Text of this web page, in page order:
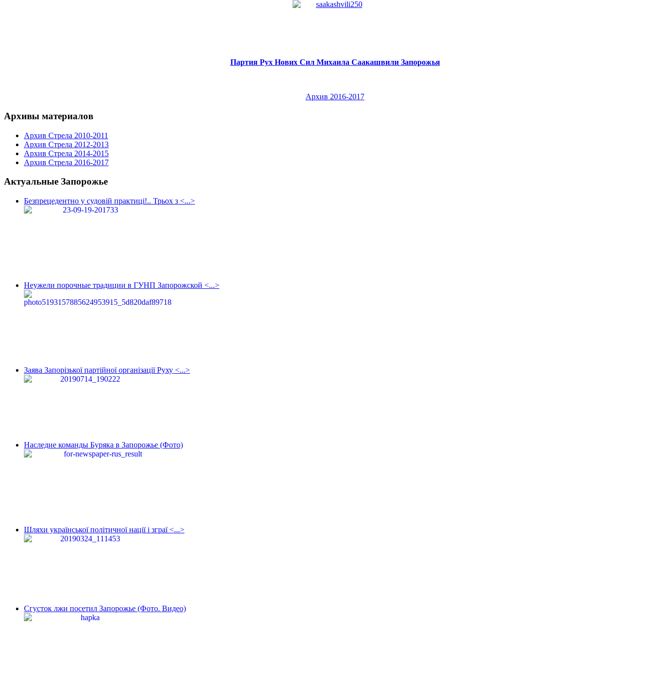
Партия Рух Нових Сил Михаила Саакашвили Запорожья
Архив 2016-2017
Архивы материалов
Архив Стрела 2010-2011
Архив Стрела 2012-2013
Архив Стрела 2014-2015
Архив Стрела 2016-2017
Актуальные Запорожье
Безпрецедентно у судовій практиці!.. Трьох з <...>
Неужели порочные традиции в ГУНП Запорожской <...>
Заява Запорізької партійної організації Руху <...>
Наследие команды Буряка в Запорожье (Фото)
Шляхи української політичної нації і зграї <...>
Сгусток лжи посетил Запорожье (Фото. Видео)